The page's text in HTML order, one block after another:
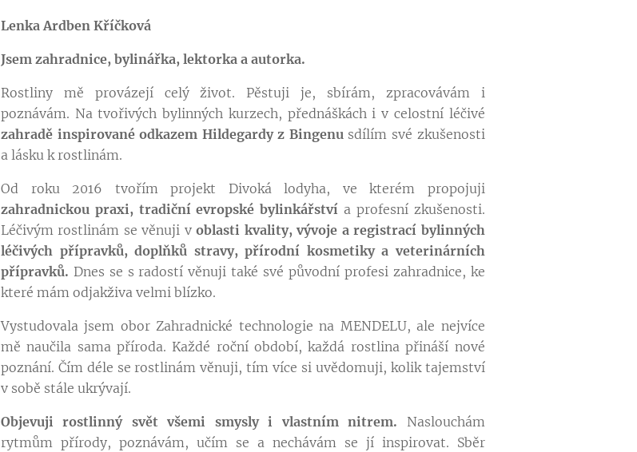
Lenka Ardben Kříčková
Jsem zahradnice, bylinářka, lektorka a autorka.
Rostliny mě provázejí celý život. Pěstuji je, sbírám, zpracovávám i
poznávám. Na tvořivých bylinných kurzech, přednáškách i v celostní léčivé
zahradě inspirované odkazem Hildegardy z Bingenusdílím své zkušenosti
a lásku k rostlinám.
Od roku 2016 tvořím projekt Divoká lodyha, ve kterém propojuji
zahradnickou praxi, tradiční evropské bylinkářství a profesní zkušenosti.
Léčivým rostlinám se věnuji voblasti kvality, vývoje a registrací bylinných
léčivých přípravků, doplňků stravy, přírodní kosmetiky a veterinárních
přípravků. Dnes se s radostí věnuji také své původní profesi zahradnice, ke
které mám odjakživa velmi blízko.
Vystudovala jsem obor Zahradnické technologie na MENDELU, ale nejvíce
mě naučila sama příroda. Každé roční období, každá rostlina přináší nové
poznání. Čím déle se rostlinám věnuji, tím více si uvědomuji, kolik tajemství
v sobě stále ukrývají.
Objevuji rostlinný svět všemi smysly i vlastním nitrem. Naslouchám
rytmům přírody, poznávám, učím se a nechávám se jí inspirovat. Sběr